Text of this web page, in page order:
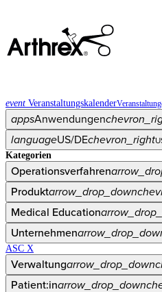
event Veranstaltungskalender
appsAnwendungen
languageUS/DEchevron_right
Kategorien
Operationsverfahren
Produktarrow_drop_down
Medical Education
Unternehmen
ASC X
Verwaltungarrow_drop_down
Patient:inarrow_drop_down